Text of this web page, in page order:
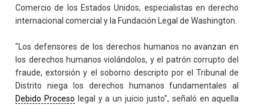
Comercio de los Estados Unidos, especialistas en derecho
internacional comercial y la Fundación Legal de Washington.
"Los defensores de los derechos humanos no avanzan en
los derechos humanos violándolos, y el patrón corrupto del
fraude, extorsión y el soborno descripto por el Tribunal de
Distrito niega los derechos humanos fundamentales al
Debido Proceso legal y a un juicio justo", señaló en aquella